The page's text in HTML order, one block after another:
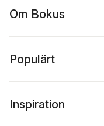
Om Bokus
Populärt
Inspiration